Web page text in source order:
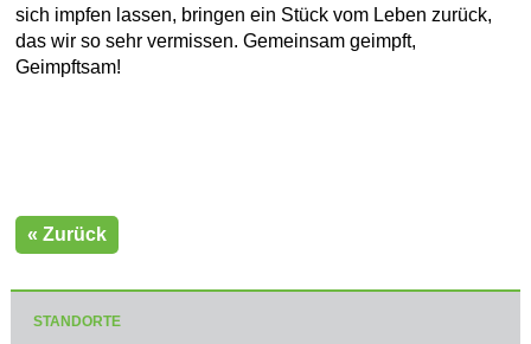
sich impfen lassen, bringen ein Stück vom Leben zurück,
das wir so sehr vermissen. Gemeinsam geimpft,
Geimpftsam!
« Zurück
STANDORTE